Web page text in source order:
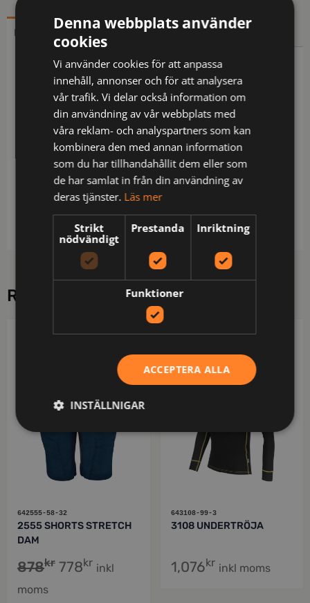
BESKRIVNING YTTERLIGARE INFORMATION
Beskrivning
FAS® bomull / 2 löst hängande CORDURA®-
förstärkta undanstoppningsbara spikfickor med
extra ficka, 3 mindre fickor och verktygshällor / 2
rymliga fram- och bakfickor / D-ring / Hammarhank
/ Tumstocksficka med med pennficka samt knapp
och hälla för kniv / Tumstocks-/verktygsficka med
telefonficka och hälla för id-kortshållare /
Innerbenlängd 20 cm / OEKO-TEX® certifierad.
RELATERADE PRODUKTER
642555-58-32
2555 SHORTS STRETCH
DAM
878kr 778kr inkl
moms
643108-99-3
3108 UNDERTRÖJA
1,076kr inkl moms
Denna webbplats använder
cookies
Vi använder cookies för att anpassa
innehåll, annonser och för att analysera
vår trafik. Vi delar också information om
din användning av vår webbplats med
våra reklam- och analyspartners som kan
kombinera den med annan information
som du har tillhandahållit dem eller som
de har samlat in från din användning av
deras tjänster. Läs mer
Strikt
nödvändigt
Prestanda Inriktning
Funktioner
ACCEPTERA ALLA
INSTÄLLNIGAR